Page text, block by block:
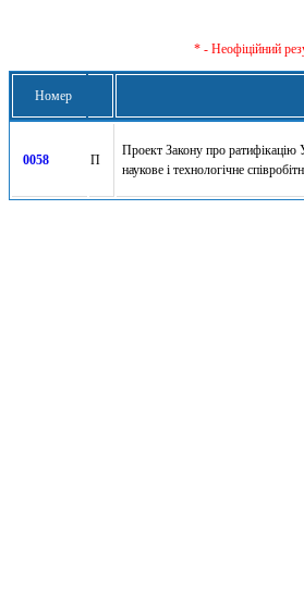
* - Неофіційний
Номер
0058 П
Проект Закону про
наукове і технологічне